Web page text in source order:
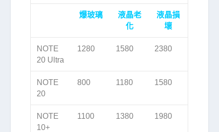
爆玻璃
液晶老
化
液晶損
壞
NOTE
20 Ultra
1280 1580 2380
NOTE
20
800 1180 1580
NOTE
10+
1100 1380 1980